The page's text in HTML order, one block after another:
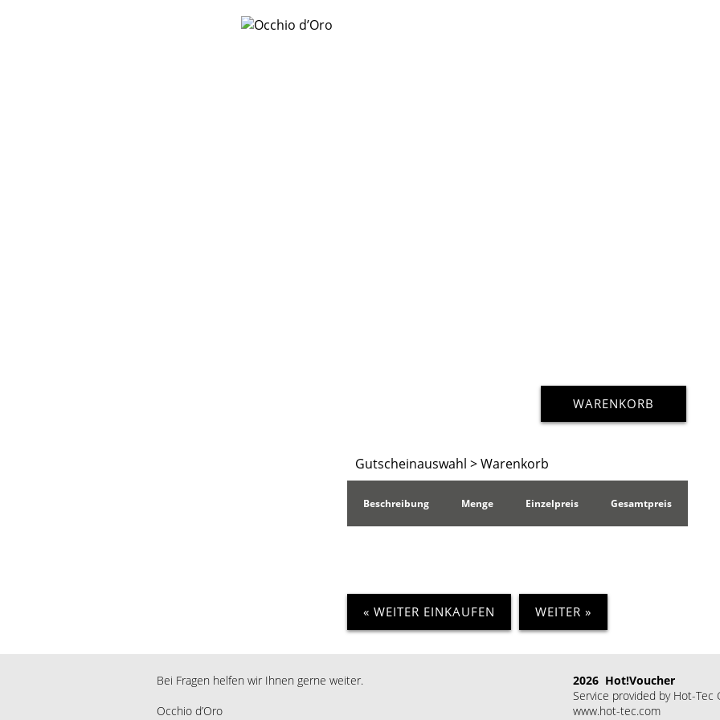
WARENKORB
Gutscheinauswahl > Warenkorb
Beschreibung Menge Einzelpreis Gesamtpreis
« WEITER EINKAUFEN WEITER »
Bei Fragen helfen wir Ihnen gerne weiter.
Occhio d’Oro
2026 Hot!Voucher
Service provided by Hot-Tec
www.hot-tec.com